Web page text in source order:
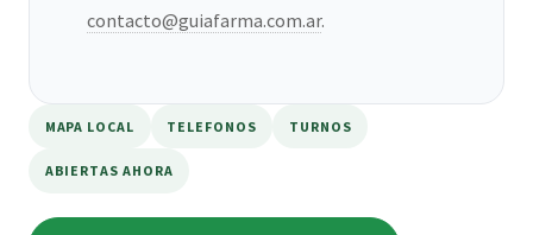
contacto@guiafarma.com.ar.
MAPA LOCAL TELEFONOS TURNOS
ABIERTAS AHORA